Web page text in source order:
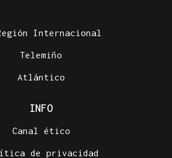
Internacional
Telemiño
Atlántico
INFO
Canal ético
de privacidad